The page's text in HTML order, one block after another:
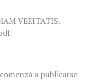
a publicarse